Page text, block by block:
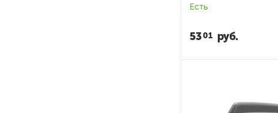
Есть
5301 руб.